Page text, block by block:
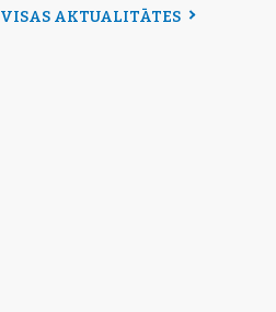
VISAS AKTUALITĀTES